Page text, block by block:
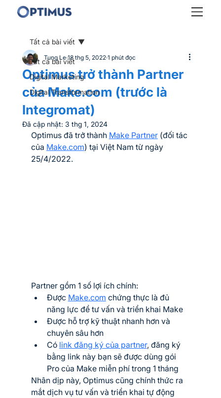
Tất cả bài viết
Digital Marketing
Digital Transformation
Tất cả bài viết
Optimus trở thành Partner
của Make.com (trước là
Integromat)
Tung Le 18 thg 5, 2022 1 phút đọc
Đã cập nhật: 3 thg 1, 2024
Optimus đã trở thành Make Partner (đối tác
của Make.com) tại Việt Nam từ ngày
25/4/2022.
Partner gồm 1 số lợi ích chính:
Được Make.com chứng thực là đủ
năng lực để tư vấn và triển khai Make
Được hỗ trợ kỹ thuật nhanh hơn và
chuyên sâu hơn
Có link đăng ký của partner, đăng ký
bằng link này bạn sẽ được dùng gói
Pro của Make miễn phí trong 1 tháng
Nhân dịp này, Optimus cũng chính thức ra
mắt dịch vụ tư vấn và triển khai tự động